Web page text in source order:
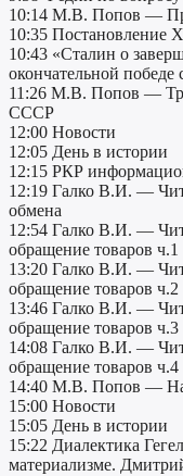
10:14 М.В. Попов —
10:35 Постановление
10:43 «Сталин о
окончательной
11:26 М.В. Попов —
СССР
12:00 Новости
12:05 День в истории
12:15 РКР
12:19 Галко В.И. —
обмена
12:54 Галко В.И. —
обращение товаров ч.1
13:20 Галко В.И. —
обращение товаров ч.2
13:46 Галко В.И. —
обращение товаров ч.3
14:08 Галко В.И. —
обращение товаров ч.4
14:40 М.В. Попов —
15:00 Новости
15:05 День в истории
15:22 Диалектика
материализме.